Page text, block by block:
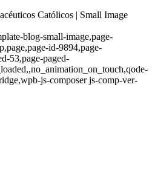
Católicos | Small Image
blog-small-image,page-
id-9894,page-
53,page-paged-
js-composer js-comp-ver-